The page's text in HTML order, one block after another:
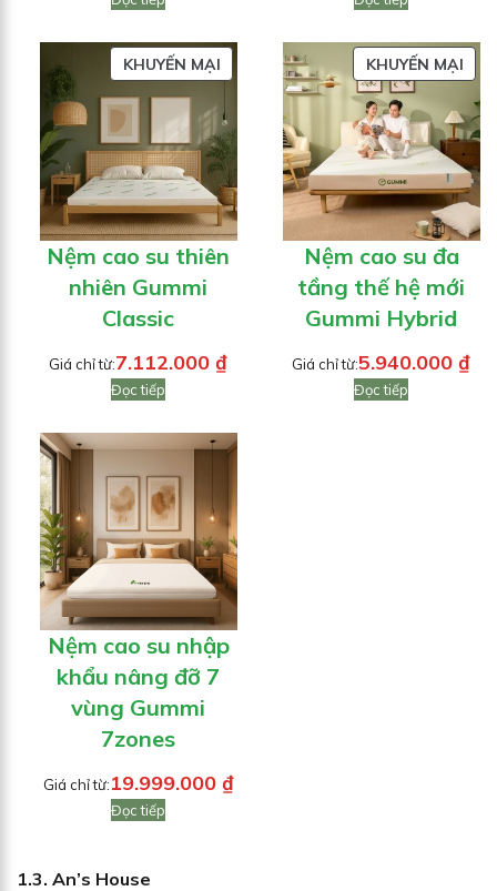
KHUYẾN MẠISẢN
PHẨM
ĐANG
GIẢM
GIÁ
Nệm cao su thiên
nhiên Gummi
Classic
Giá chỉ từ:7.112.000 ₫
Đọc tiếp
KHUYẾN MẠISẢN
GIÁ
Nệm cao su đa
tầng thế hệ mới
Gummi Hybrid
Giá chỉ từ:5.940.000 ₫
Đọc tiếp
Nệm cao su nhập
khẩu nâng đỡ 7
vùng Gummi
7zones
Giá chỉ từ:19.999.000 ₫
Đọc tiếp
1.3. An’s House